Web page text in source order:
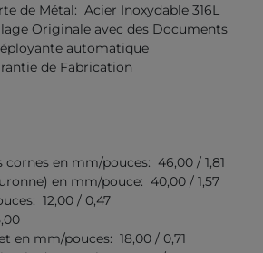
de Métal: Acier Inoxydable 316L
Originale avec des Documents
automatique
de Fabrication
en mm/pouces: 46,00 / 1,81
en mm/pouce: 40,00 / 1,57
12,00 / 0,47
en mm/pouces: 18,00 / 0,71